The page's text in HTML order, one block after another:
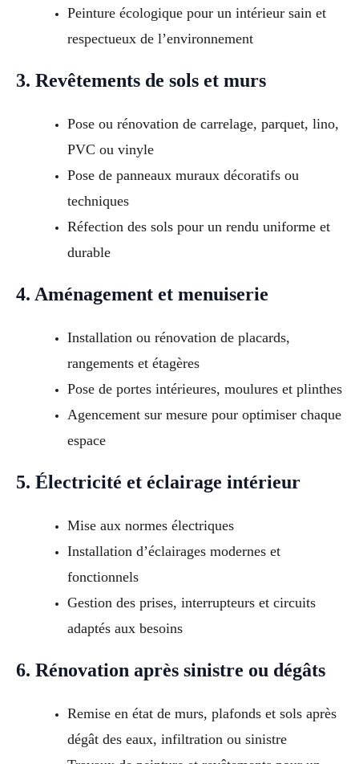
Peinture écologique pour un intérieur sain et
respectueux de l’environnement
3. Revêtements de sols et murs
Pose ou rénovation de carrelage, parquet, lino,
PVC ou vinyle
Pose de panneaux muraux décoratifs ou
techniques
Réfection des sols pour un rendu uniforme et
durable
4. Aménagement et menuiserie
Installation ou rénovation de placards,
rangements et étagères
Pose de portes intérieures, moulures et plinthes
Agencement sur mesure pour optimiser chaque
espace
5. Électricité et éclairage intérieur
Mise aux normes électriques
Installation d’éclairages modernes et
fonctionnels
Gestion des prises, interrupteurs et circuits
adaptés aux besoins
6. Rénovation après sinistre ou dégâts
Remise en état de murs, plafonds et sols après
dégât des eaux, infiltration ou sinistre